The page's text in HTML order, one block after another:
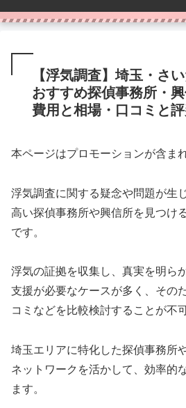
【浮気調査】埼玉・さ
おすすめ探偵事務所・
費用と相場・口コミと
本ページはプロモーションが含ま
浮気調査に関する疑念や問題が生
高い探偵事務所や興信所を見つけ
です。
浮気の証拠を収集し、真実を明ら
支援が必要なケースが多く、その
コミなどを比較検討することが不
埼玉エリアに特化した探偵事務所
ネットワークを活かして、効率的
ます。